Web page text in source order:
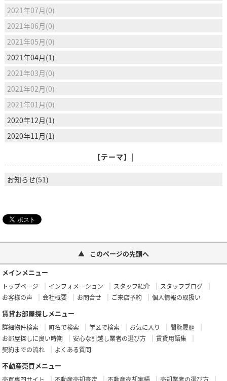
2021年07月(0)
2021年06月(0)
2021年05月(0)
2021年04月(1)
2021年03月(0)
2021年02月(0)
2021年01月(0)
2020年12月(1)
2020年11月(1)
【テーマ】|
お知らせ(51)
このページの先頭へ
メインメニュー
トップページ インフォメーション スタッフ紹介
スタッフブログ
お客様の声
会社概要 お問合せ ご来店予約 個人情報の取扱い
賃貸お部屋探しメニュー
詳細物件検索 町名で検索 学区で検索 お気に入り
閲覧履歴
お部屋探しに良い時期
安心な引越し業者の選び方
賃貸用語集
契約までの流れ
よくある質問
不動産売買メニュー
売買専門サイト 不動産売却査定 不動産売却実績 売却業者の選び方